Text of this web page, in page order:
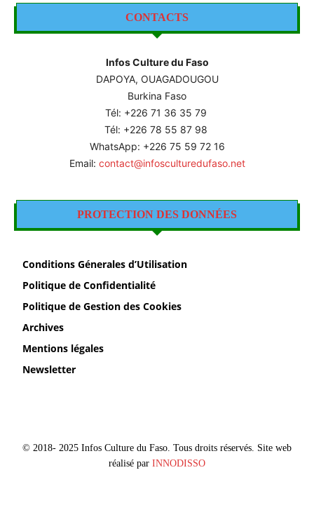
CONTACTS
Infos Culture du Faso
DAPOYA, OUAGADOUGOU
Burkina Faso
Tél: +226 71 36 35 79
Tél: +226 78 55 87 98
WhatsApp: +226 75 59 72 16
Email: contact@infosculturedufaso.net
PROTECTION DES DONNÉES
Conditions Génerales d’Utilisation
Politique de Confidentialité
Politique de Gestion des Cookies
Archives
Mentions légales
Newsletter
© 2018- 2025 Infos Culture du Faso. Tous droits réservés. Site web
réalisé par INNODISSO